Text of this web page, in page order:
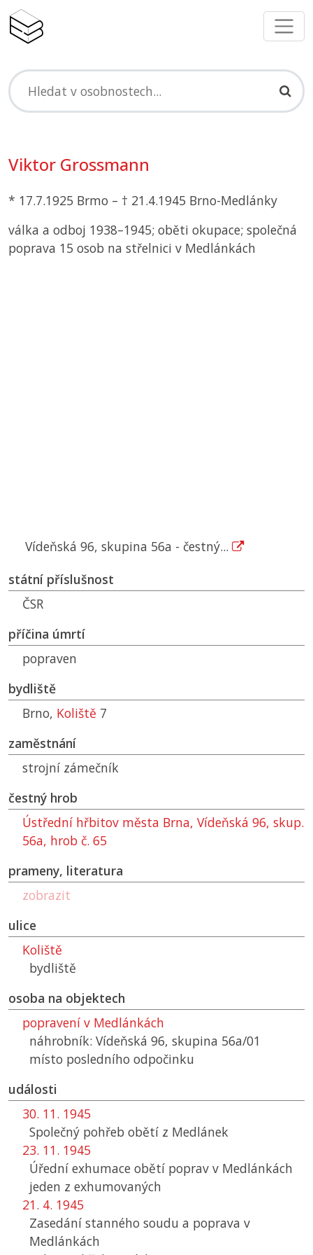
Viktor Grossmann
* 17.7.1925 Brmo – † 21.4.1945 Brno-Medlánky
válka a odboj 1938–1945; oběti okupace; společná
poprava 15 osob na střelnici v Medlánkách
Vídeňská 96, skupina 56a - čestný...
státní příslušnost
ČSR
příčina úmrtí
popraven
bydliště
Brno, Koliště 7
zaměstnání
strojní zámečník
čestný hrob
Ústřední hřbitov města Brna, Vídeňská 96, skup.
56a, hrob č. 65
prameny, literatura
zobrazit
ulice
Koliště
bydliště
osoba na objektech
popravení v Medlánkách
náhrobník: Vídeňská 96, skupina 56a/01
místo posledního odpočinku
události
30. 11. 1945
Společný pohřeb obětí z Medlánek
23. 11. 1945
Úřední exhumace obětí poprav v Medlánkách
jeden z exhumovaných
21. 4. 1945
Zasedání stanného soudu a poprava v
Medlánkách